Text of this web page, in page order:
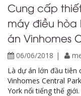
Cung cấp
máy điều hòa
án Vinhomes
06/06/2018
Là dự án lớn đầu tiên
Vinhomes Central
York nổi tiếng thế giới.